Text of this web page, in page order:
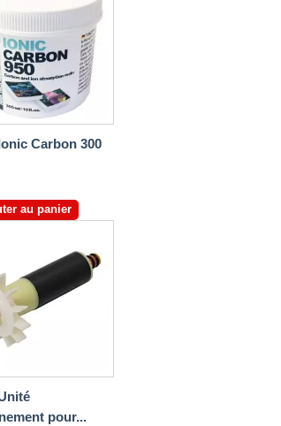
Carbon 300
au panier
pour...